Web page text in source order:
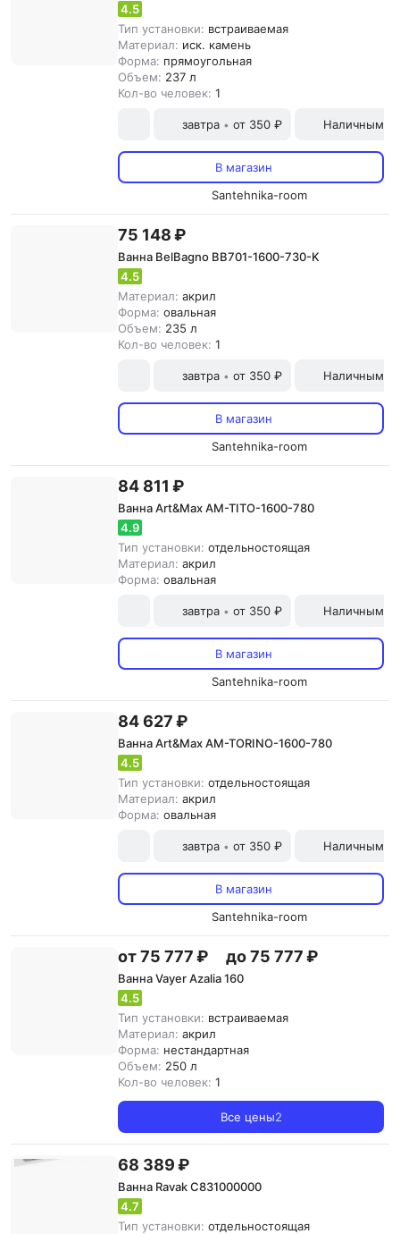
4.5
Тип установки: встраиваемая
Материал: иск. камень
Форма: прямоугольная
Объем: 237 л
Кол-во человек: 1
завтра • от 350 ₽ Наличными
В магазин
Santehnika-room
75 148 ₽
Ванна BelBagno BB701-1600-730-K
4.5
Материал: акрил
Форма: овальная
Объем: 235 л
Кол-во человек: 1
завтра • от 350 ₽ Наличными
В магазин
Santehnika-room
84 811 ₽
Ванна Art&Max AM-TITO-1600-780
4.9
Тип установки: отдельностоящая
Материал: акрил
Форма: овальная
завтра • от 350 ₽ Наличными
В магазин
Santehnika-room
84 627 ₽
Ванна Art&Max AM-TORINO-1600-780
4.5
Тип установки: отдельностоящая
Материал: акрил
Форма: овальная
завтра • от 350 ₽ Наличными
В магазин
Santehnika-room
от 75 777 ₽ до 75 777 ₽
Ванна Vayer Azalia 160
4.5
Тип установки: встраиваемая
Материал: акрил
Форма: нестандартная
Объем: 250 л
Кол-во человек: 1
Все цены2
68 389 ₽
Ванна Ravak C831000000
4.7
Тип установки: отдельностоящая